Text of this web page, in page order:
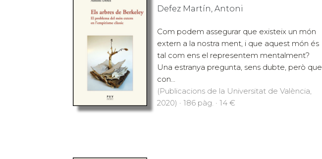
Defez Martín, Antoni
Com podem assegurar que existeix un món
extern a la nostra ment, i que aquest món és
tal com ens el representem mentalment?
Una estranya pregunta, sens dubte, però que
con...
(Publicacions de la Universitat de València,
2020) · 186 pàg. · 14 €